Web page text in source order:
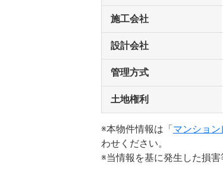
施工会社
設計会社
管理方式
土地権利
※本物件情報は「 マンション
わせください。
※当情報を基に発生した損